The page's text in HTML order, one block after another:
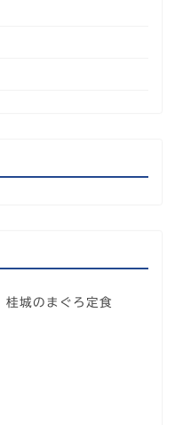
桂城のまぐろ定食